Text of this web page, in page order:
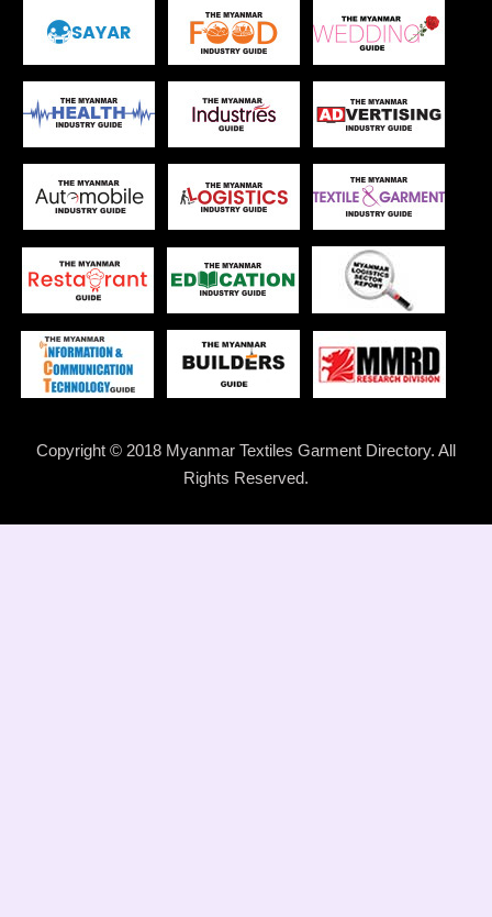
Copyright © 2018 Myanmar Textiles Garment Directory. All
Rights Reserved.